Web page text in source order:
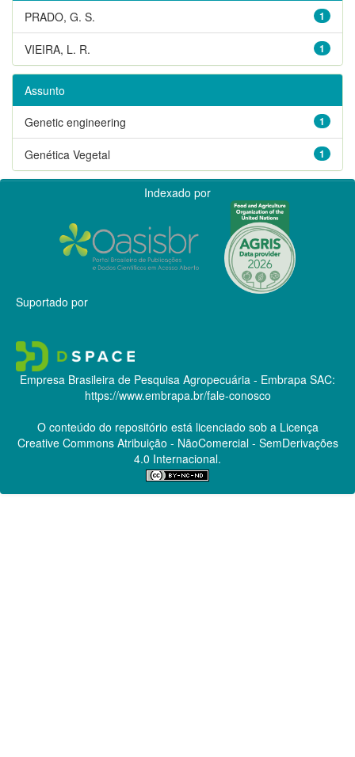
1
PRADO, G. S.
1
VIEIRA, L. R.
Assunto
1
Genetic engineering
1
Genética Vegetal
Indexado por
Suportado por
Empresa Brasileira de Pesquisa Agropecuária - Embrapa SAC:
https://www.embrapa.br/fale-conosco
O conteúdo do repositório está licenciado sob a Licença
Creative CommonsAtribuição - NãoComercial - SemDerivações
4.0 Internacional.